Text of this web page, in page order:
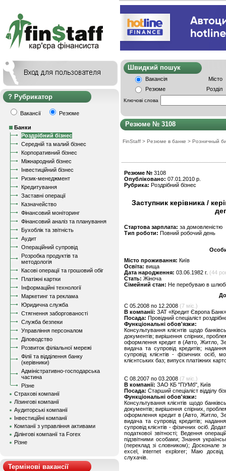
Рубрикатор
Вакансії Резюме
Банки
Роздрібний бізнес
Середній та малий бізнес
Корпоративний бізнес
Міжнародний бізнес
Інвестиційний бізнес
Ризик-менеджмент
Кредитування
Заставні операції
Казначейство
Фінансовий моніторинг
Фінансовий аналіз та планування
Бухоблік та звітність
Аудит
Операційний супровід
Розробка продуктів та
методологія
Касові операції та грошовий обіг
Платіжні картки
Інформаційні технології
Маркетинг та реклама
Юридична служба
Стягнення заборгованості
Служба безпеки
Управління персоналом
Діловодство
Розвиток філіальної мережі
Філії та відділення банку
(керівники)
Адміністративно-господарська
частина
Різне
Страхові компанії
Лізингові компанії
Аудиторські компанії
Інвестиційні компанії
Компанії з управління активами
Ділінгові компанії та Forex
Різне
Термінові вакансії
Швидкий
Вакансія
Місто
Резюме
Розділ
Ключові слова
Резюме № 3108
FinStaff > Резюме в банке > Розничный
Резюме № 3108
Опубліковано: 07.01.2010 р.
Рубрика: Роздрібний бізнес
Заступник керівника /
Стартова зарплата: за домовленістю
Тип роботи: Повний робочий день
Місто проживання: Київ
Освіта: вища
Дата народження: 03.06.1982 г. (44
Стать: Жіноча
Сімейний стан: Не перебуваю в
C 05.2008 по 12.2008 (7 міс.)
В компанії: ЗАТ «Кредит Європа
Посада: Провідний спеціаліст
Функціональні обов'язки:
Консультування клієнтів щодо
документів; вирішення спірних,
оформлення кредит в (Авто, Житло,
видача та супровід кредитів;
супровід клієнтів - фізичних осіб,
клієнтських баз; випуск платіжних
C 08.2007 по 03.2008 (7 міс.)
В компанії: ЗАО КБ "ПУМб", Київ
Посада: Старший спеціаліст відділу
Функціональні обов'язки:
Консультування клієнтів щодо
документів; вирішення спірних,
оформлення кредит в (Авто, Житло,
видача та супровід кредитів;
супровід клієнтів - фізичних осіб.
податкової звітності; Ведення
підзвітними особами; Знання
(переклад зі словником);
excel, internet explorer; Маю досвід
слухачів.